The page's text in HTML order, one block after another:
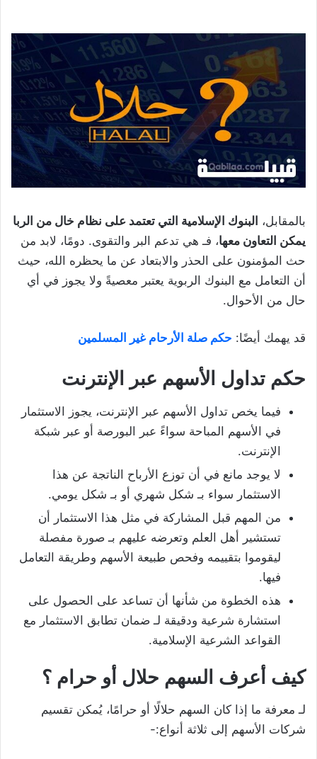
بالمقابل، البنوك الإسلامية التي تعتمد على نظام خال من الربا
يمكن التعاون معها، فـ هي تدعم البر والتقوى. دومًا، لابد من
حث المؤمنون على الحذر والابتعاد عن ما يحظره الله، حيث
أن التعامل مع البنوك الربوية يعتبر معصيةً ولا يجوز في أي
حال من الأحوال.
قد يهمك أيضًا: حكم صلة الأرحام غير المسلمين
حكم تداول الأسهم عبر الإنترنت
فيما يخص تداول الأسهم عبر الإنترنت، يجوز الاستثمار
في الأسهم المباحة سواءً عبر البورصة أو عبر شبكة
الإنترنت.
لا يوجد مانع في أن توزع الأرباح الناتجة عن هذا
الاستثمار سواء بـ شكل شهري أو بـ شكل يومي.
من المهم قبل المشاركة في مثل هذا الاستثمار أن
تستشير أهل العلم وتعرضه عليهم بـ صورة مفصلة
ليقوموا بتقييمه وفحص طبيعة الأسهم وطريقة التعامل
فيها.
هذه الخطوة من شأنها أن تساعد على الحصول على
استشارة شرعية ودقيقة لـ ضمان تطابق الاستثمار مع
القواعد الشرعية الإسلامية.
كيف أعرف السهم حلال أو حرام ؟
لـ معرفة ما إذا كان السهم حلالًا أو حرامًا، يُمكن تقسيم
شركات الأسهم إلى ثلاثة أنواع:-